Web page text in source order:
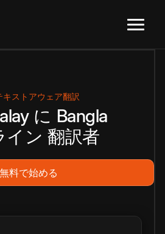
キストアウェア翻訳
に Bangla
イン 翻訳者
無料で始める